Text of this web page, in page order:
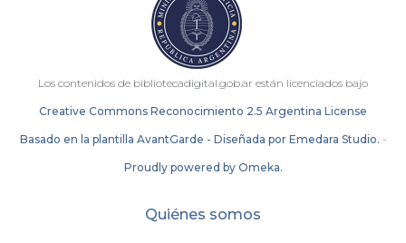
Los contenidos de bibliotecadigital.gob.ar están licenciados bajo
Creative Commons Reconocimiento 2.5 Argentina License
Basado en la plantilla AvantGarde - Diseñada por Emedara Studio. -
Proudly powered by Omeka.
Quiénes somos